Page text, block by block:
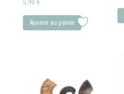
5,90 €
Ajouter au panier